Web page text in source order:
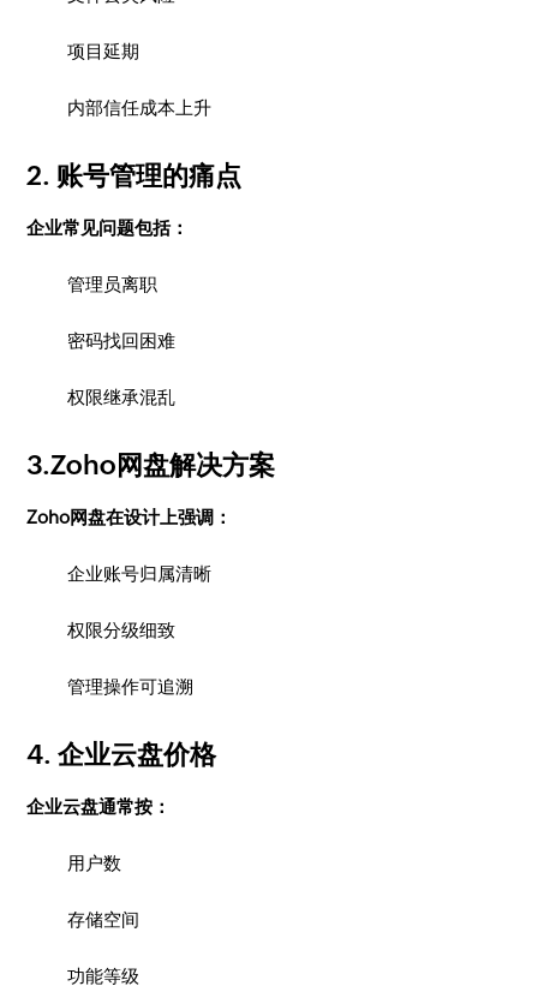
项目延期
内部信任成本上升
2. 账号管理的痛点
企业常见问题包括：
管理员离职
密码找回困难
权限继承混乱
3.Zoho网盘解决方案
Zoho网盘在设计上强调：
企业账号归属清晰
权限分级细致
管理操作可追溯
4. 企业云盘价格
企业云盘通常按：
用户数
存储空间
功能等级